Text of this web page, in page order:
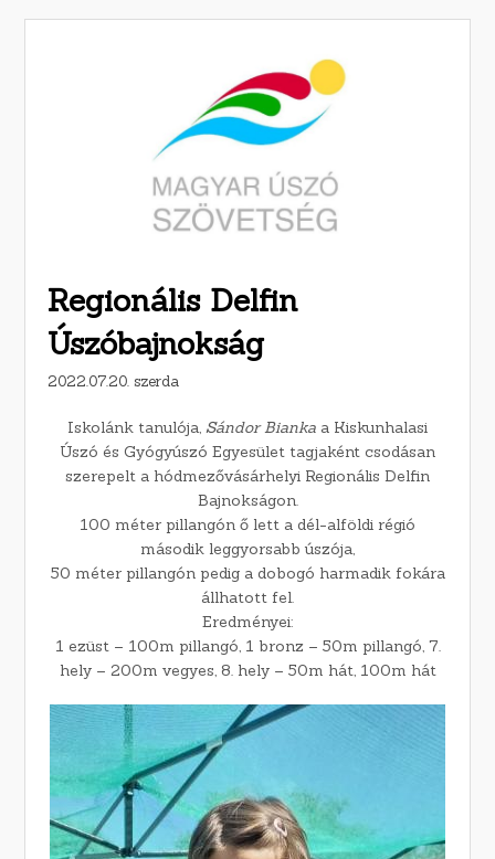
Regionális Delfin
Úszóbajnokság
2022.07.20. szerda
Iskolánk tanulója, Sándor Bianka a Kiskunhalasi
Úszó és Gyógyúszó Egyesület tagjaként csodásan
szerepelt a hódmezővásárhelyi Regionális Delfin
Bajnokságon.
100 méter pillangón ő lett a dél-alföldi régió
második leggyorsabb úszója,
50 méter pillangón pedig a dobogó harmadik fokára
állhatott fel.
Eredményei:
1 ezüst – 100m pillangó, 1 bronz – 50m pillangó, 7.
hely – 200m vegyes, 8. hely – 50m hát, 100m hát